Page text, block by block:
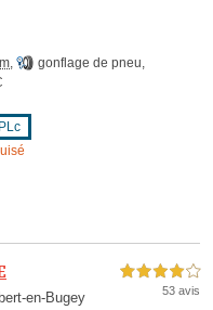
, gonflage de pneu,
en-Bugey
4,0 étoiles sur 5
53 avis